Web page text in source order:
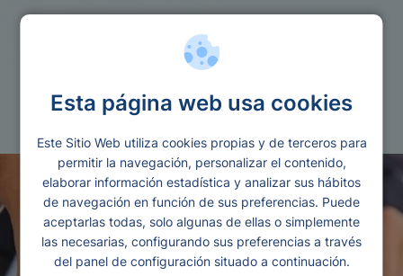
Esta página web usa cookies
Este Sitio Web utiliza cookies propias y de terceros para
permitir la navegación, personalizar el contenido,
elaborar información estadística y analizar sus hábitos
de navegación en función de sus preferencias. Puede
aceptarlas todas, solo algunas de ellas o simplemente
las necesarias, configurando sus preferencias a través
del panel de configuración situado a continuación.
Prestamos para unificar con creduma